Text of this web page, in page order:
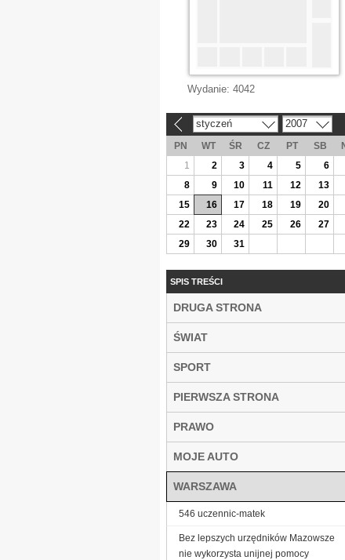
Wydanie: 4042
styczeń 2007
PN WT ŚR CZ PT SB
1
2 3 4 5 6
8
9 10 11 12 13
15
16 17 18 19 20
22
23 24 25 26 27
29
30 31
SPIS TREŚCI
DRUGA STRONA
ŚWIAT
SPORT
PIERWSZA STRONA
PRAWO
MOJE AUTO
WARSZAWA
546 uczennic-matek
Bez lepszych urzędników Mazowsze
nie wykorzysta unijnej pomocy